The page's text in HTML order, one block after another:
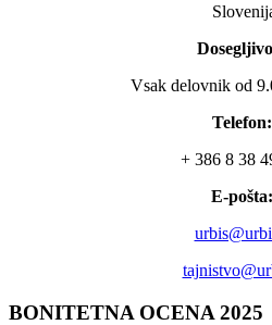
Vsak delovnik od
Telefon:
+ 386 8 38
E-pošta:
BONITETNA OCENA 2025